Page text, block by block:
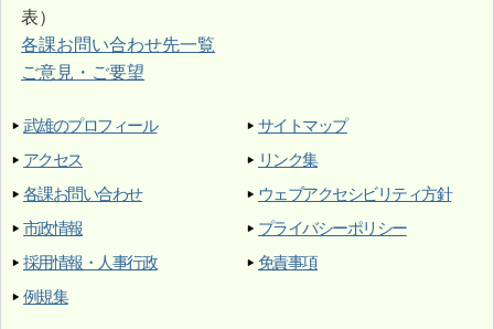
表）
各課お問い合わせ先一覧
ご意見・ご要望
武雄のプロフィール
アクセス
各課お問い合わせ
市政情報
採用情報・人事行政
例規集
サイトマップ
リンク集
ウェブアクセシビリティ方針
プライバシーポリシー
免責事項